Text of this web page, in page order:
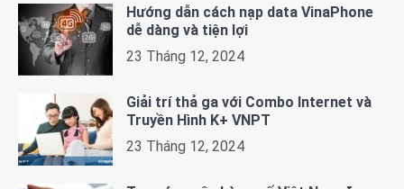
Hướng dẫn cách nạp data VinaPhone
dễ dàng và tiện lợi
23 Tháng 12, 2024
Giải trí thả ga với Combo Internet và
Truyền Hình K+ VNPT
23 Tháng 12, 2024